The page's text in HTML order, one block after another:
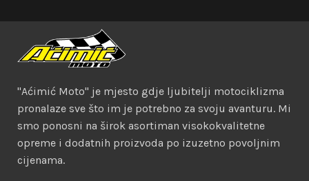
"Aćimić Moto" je mjesto gdje ljubitelji motociklizma
pronalaze sve što im je potrebno za svoju avanturu. Mi
smo ponosni na širok asortiman visokokvalitetne
opreme i dodatnih proizvoda po izuzetno povoljnim
cijenama.